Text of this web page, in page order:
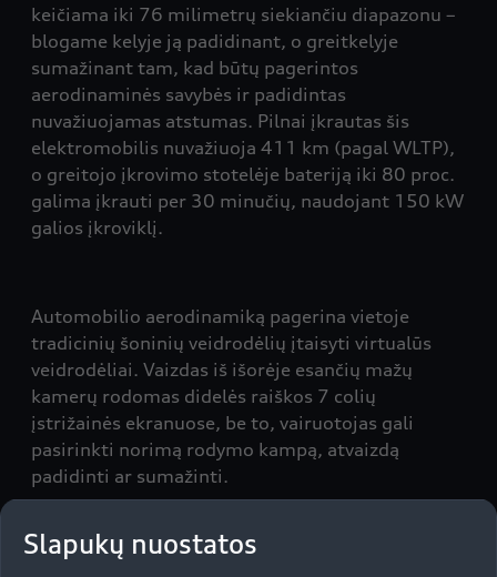
keičiama iki 76 milimetrų siekiančiu diapazonu –
blogame kelyje ją padidinant, o greitkelyje
sumažinant tam, kad būtų pagerintos
aerodinaminės savybės ir padidintas
nuvažiuojamas atstumas. Pilnai įkrautas šis
elektromobilis nuvažiuoja 411 km (pagal WLTP),
o greitojo įkrovimo stotelėje bateriją iki 80 proc.
galima įkrauti per 30 minučių, naudojant 150 kW
galios įkroviklį.
Automobilio aerodinamiką pagerina vietoje
tradicinių šoninių veidrodėlių įtaisyti virtualūs
veidrodėliai. Vaizdas iš išorėje esančių mažų
kamerų rodomas didelės raiškos 7 colių
įstrižainės ekranuose, be to, vairuotojas gali
pasirinkti norimą rodymo kampą, atvaizdą
padidinti ar sumažinti.
Kadangi atstumas tarp ašių yra net 2928 mm,
Slapukų nuostatos